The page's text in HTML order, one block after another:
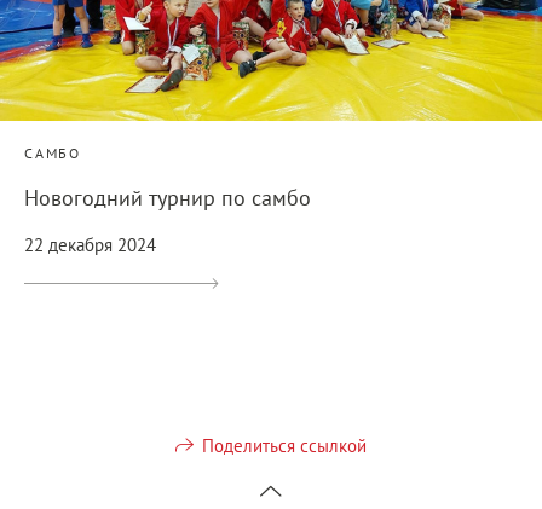
САМБО
Новогодний турнир по самбо
22 декабря 2024
Поделиться ссылкой